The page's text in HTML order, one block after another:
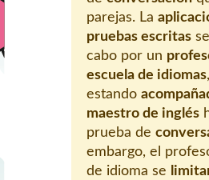
parejas. La
pruebas escritas
cabo por un
escuela de idiomas
estando
maestro de inglés
prueba de
embargo, el
de idioma se